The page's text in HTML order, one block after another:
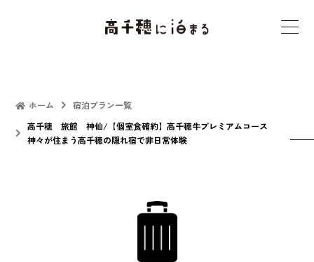
t
n
ホーム
宿泊プラン一覧
高千穂 旅館 神仙/【個室食確約】高千穂牛プレミアムコース
神々が住まう高千穂の隠れ宿で非日常体験